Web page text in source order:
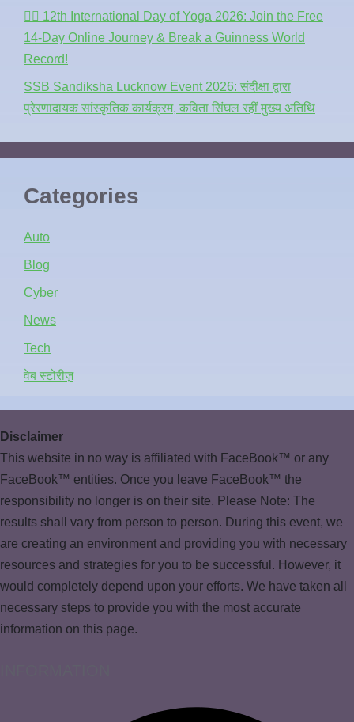
🧘‍♂️ 12th International Day of Yoga 2026: Join the Free
14-Day Online Journey & Break a Guinness World
Record!
SSB Sandiksha Lucknow Event 2026: संदीक्षा द्वारा
प्रेरणादायक सांस्कृतिक कार्यक्रम, कविता सिंघल रहीं मुख्य अतिथि
Categories
Auto
Blog
Cyber
News
Tech
वेब स्टोरीज़
Disclaimer
This website in no way is affiliated with FaceBook™ or any
FaceBook™ entities. Once you leave FaceBook™ the
responsibility no longer is on their site. Please Note: The
results shall vary from person to person. During this event, we
are creating an environment and providing you with necessary
resources and strategies for you to be successful. However, it
would completely depend upon your efforts. We have taken all
necessary steps to provide you with the most accurate
information on this page.